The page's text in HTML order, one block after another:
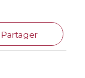
Partager